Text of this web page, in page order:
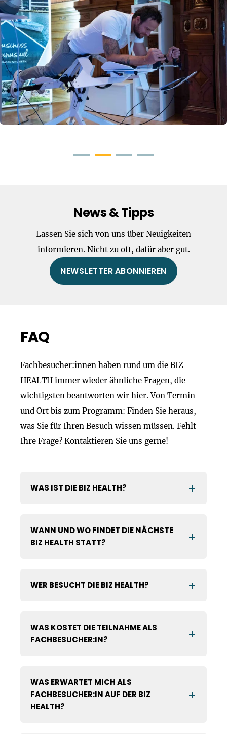
News & Tipps
Lassen Sie sich von uns über Neuigkeiten
informieren. Nicht zu oft, dafür aber gut.
NEWSLETTER ABONNIEREN
FAQ
Fachbesucher:innen haben rund um die BIZ
HEALTH immer wieder ähnliche Fragen, die
wichtigsten beantworten wir hier. Von Termin
und Ort bis zum Programm: Finden Sie heraus,
was Sie für Ihren Besuch wissen müssen. Fehlt
Ihre Frage? Kontaktieren Sie uns gerne!
WAS IST DIE BIZ HEALTH?
WANN UND WO FINDET DIE NÄCHSTE
BIZ HEALTH STATT?
WER BESUCHT DIE BIZ HEALTH?
WAS KOSTET DIE TEILNAHME ALS
FACHBESUCHER:IN?
WAS ERWARTET MICH ALS
FACHBESUCHER:IN AUF DER BIZ
HEALTH?